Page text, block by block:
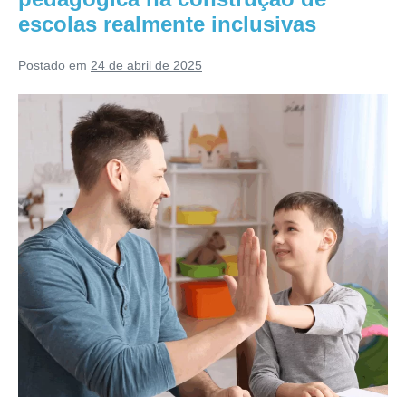
escolas realmente inclusivas
Postado em 24 de abril de 2025